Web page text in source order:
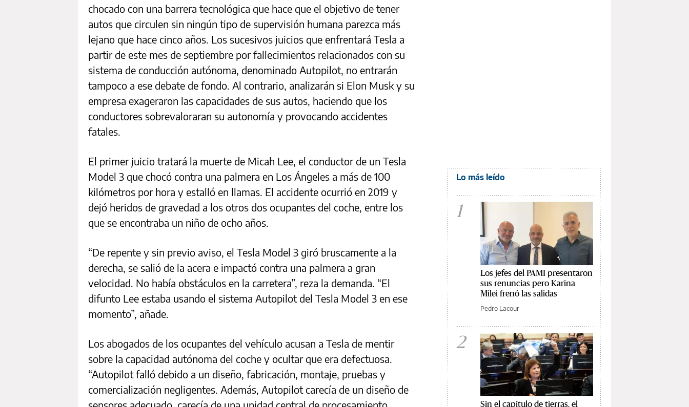
chocado con una barrera tecnológica que hace que el objetivo de tener
autos que circulen sin ningún tipo de supervisión humana parezca más
lejano que hace cinco años. Los sucesivos juicios que enfrentará Tesla a
partir de este mes de septiembre por fallecimientos relacionados con su
sistema de conducción autónoma, denominado Autopilot, no entrarán
tampoco a ese debate de fondo. Al contrario, analizarán si Elon Musk y su
empresa exageraron las capacidades de sus autos, haciendo que los
conductores sobrevaloraran su autonomía y provocando accidentes
fatales.
El primer juicio tratará la muerte de Micah Lee, el conductor de un Tesla
Model 3 que chocó contra una palmera en Los Ángeles a más de 100
kilómetros por hora y estalló en llamas. El accidente ocurrió en 2019 y
dejó heridos de gravedad a los otros dos ocupantes del coche, entre los
que se encontraba un niño de ocho años.
“De repente y sin previo aviso, el Tesla Model 3 giró bruscamente a la
derecha, se salió de la acera e impactó contra una palmera a gran
velocidad. No había obstáculos en la carretera”, reza la demanda. “El
difunto Lee estaba usando el sistema Autopilot del Tesla Model 3 en ese
momento”, añade.
Los abogados de los ocupantes del vehículo acusan a Tesla de mentir
sobre la capacidad autónoma del coche y ocultar que era defectuosa.
“Autopilot falló debido a un diseño, fabricación, montaje, pruebas y
comercialización negligentes. Además, Autopilot carecía de un diseño de
Lo más leído
1
Los jefes del PAMI presentaron
sus renuncias pero Karina
Milei frenó las salidas
Pedro Lacour
2
Sin el capítulo de tierras, el